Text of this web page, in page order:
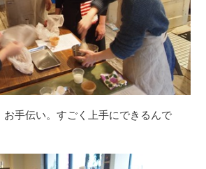
お手伝い。すごく上手にできるんで